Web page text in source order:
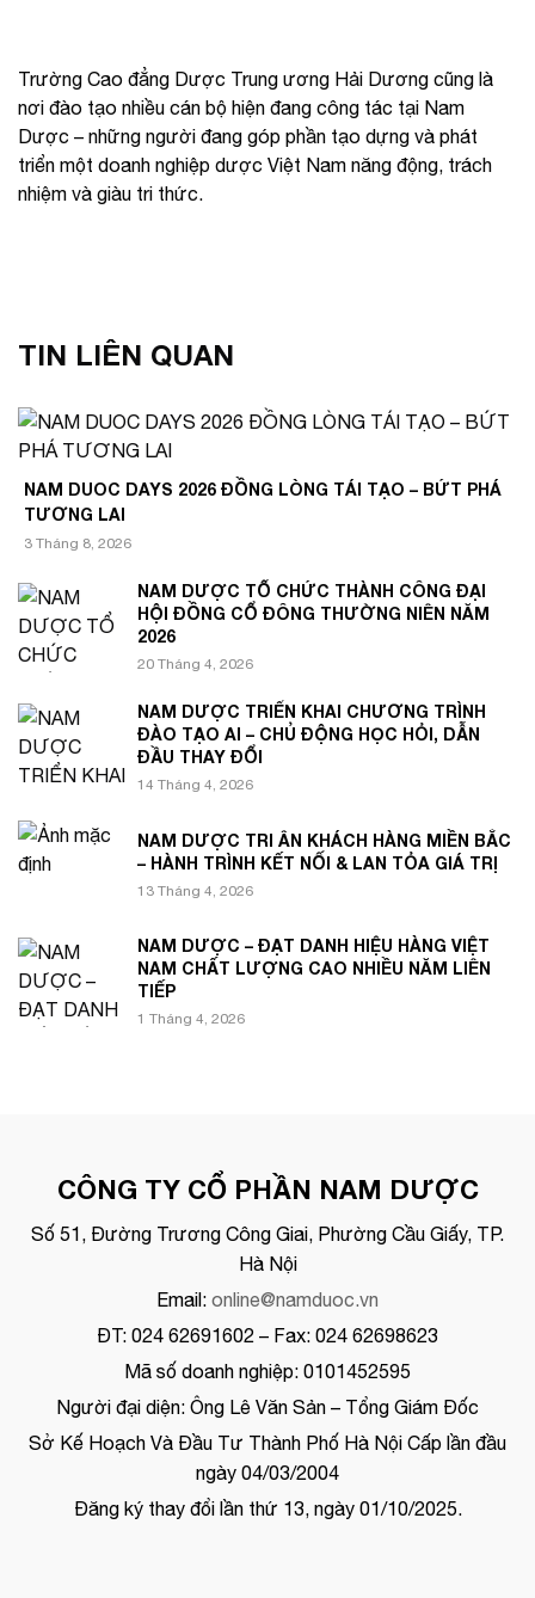
Trường Cao đẳng Dược Trung ương Hải Dương cũng là
nơi đào tạo nhiều cán bộ hiện đang công tác tại Nam
Dược – những người đang góp phần tạo dựng và phát
triển một doanh nghiệp dược Việt Nam năng động, trách
nhiệm và giàu tri thức.
TIN LIÊN QUAN
NAM DUOC DAYS 2026 ĐỒNG LÒNG TÁI TẠO – BỨT PHÁ
TƯƠNG LAI
3 Tháng 8, 2026
NAM DƯỢC TỔ CHỨC THÀNH CÔNG ĐẠI
HỘI ĐỒNG CỔ ĐÔNG THƯỜNG NIÊN NĂM
2026
20 Tháng 4, 2026
NAM DƯỢC TRIỂN KHAI CHƯƠNG TRÌNH
ĐÀO TẠO AI – CHỦ ĐỘNG HỌC HỎI, DẪN
ĐẦU THAY ĐỔI
14 Tháng 4, 2026
NAM DƯỢC TRI ÂN KHÁCH HÀNG MIỀN BẮC
– HÀNH TRÌNH KẾT NỐI & LAN TỎA GIÁ TRỊ
13 Tháng 4, 2026
NAM DƯỢC – ĐẠT DANH HIỆU HÀNG VIỆT
NAM CHẤT LƯỢNG CAO NHIỀU NĂM LIÊN
TIẾP
1 Tháng 4, 2026
CÔNG TY CỔ PHẦN NAM DƯỢC
Số 51, Đường Trương Công Giai, Phường Cầu Giấy, TP.
Hà Nội
Email: online@namduoc.vn
ĐT: 024 62691602 – Fax: 024 62698623
Mã số doanh nghiệp: 0101452595
Người đại diện: Ông Lê Văn Sản – Tổng Giám Đốc
Sở Kế Hoạch Và Đầu Tư Thành Phố Hà Nội Cấp lần đầu
ngày 04/03/2004
Đăng ký thay đổi lần thứ 13, ngày 01/10/2025.